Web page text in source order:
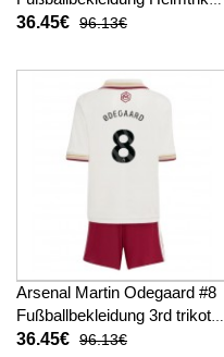
Kinder 2025-26 Kurzarm (+
36.45€ 96.13€
Arsenal Martin Odegaard #8
Fußballbekleidung 3rd trikot
Kinder 2025-26 Kurzarm (+
36.45€ 96.13€